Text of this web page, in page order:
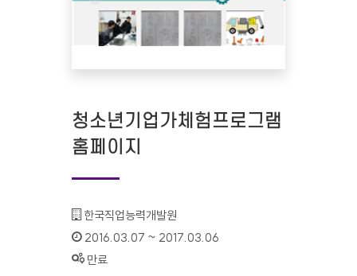
청소년기업가체험프로그램
홈페이지
기관명 :
한국직업능력개발원
인증기간 :
2016.03.07 ~ 2017.03.06
상태 :
만료